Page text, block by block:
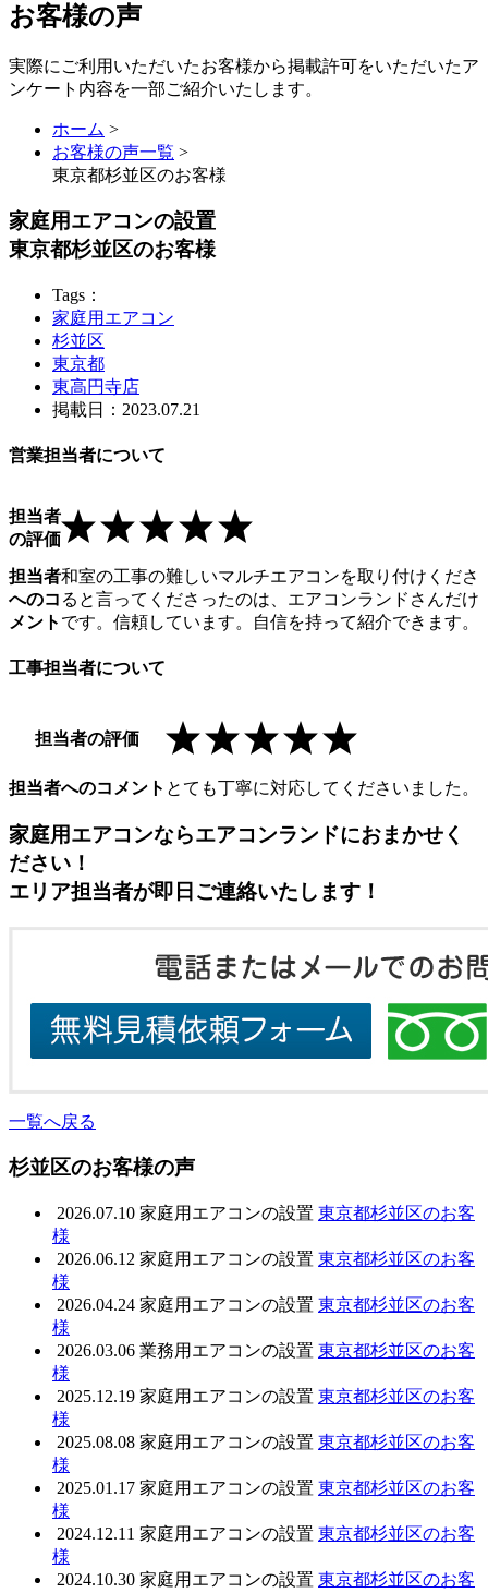
お客様の声
実際にご利用いただいたお客様から掲載許可をいただいたア
ンケート内容を一部ご紹介いたします。
ホーム >
お客様の声一覧 >
東京都杉並区のお客様
家庭用エアコンの設置
東京都杉並区のお客様
Tags：
家庭用エアコン
杉並区
東京都
東高円寺店
掲載日：2023.07.21
営業担当者について
担当者
の評価
担当者
へのコ
メント
和室の工事の難しいマルチエアコンを取り付けくださ
ると言ってくださったのは、エアコンランドさんだけ
です。信頼しています。自信を持って紹介できます。
工事担当者について
担当者の評価
担当者へのコメント とても丁寧に対応してくださいました。
家庭用エアコンならエアコンランドにおまかせく
ださい！
エリア担当者が即日ご連絡いたします！
一覧へ戻る
杉並区のお客様の声
2026.07.10 家庭用エアコンの設置 東京都杉並区のお客
様
2026.06.12 家庭用エアコンの設置 東京都杉並区のお客
様
2026.04.24 家庭用エアコンの設置 東京都杉並区のお客
様
2026.03.06 業務用エアコンの設置 東京都杉並区のお客
様
2025.12.19 家庭用エアコンの設置 東京都杉並区のお客
様
2025.08.08 家庭用エアコンの設置 東京都杉並区のお客
様
2025.01.17 家庭用エアコンの設置 東京都杉並区のお客
様
2024.12.11 家庭用エアコンの設置 東京都杉並区のお客
様
2024.10.30 家庭用エアコンの設置 東京都杉並区のお客